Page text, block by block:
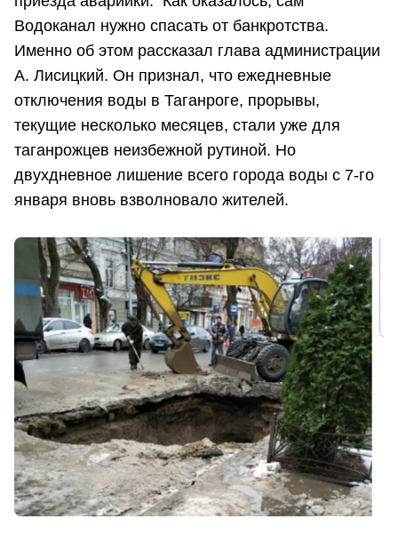
Водоканал нужно спасать от банкротства.
Именно об этом рассказал глава администрации
А. Лисицкий. Он признал, что ежедневные
отключения воды в Таганроге, прорывы,
текущие несколько месяцев, стали уже для
таганрожцев неизбежной рутиной. Но
двухдневное лишение всего города воды с 7-го
января вновь взволновало жителей.